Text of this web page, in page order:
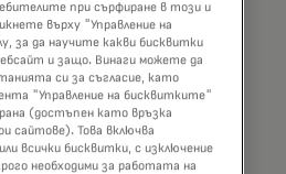
разплащане.
се веднъж, изберете
ускорете процеса на
при сърфиране в този и
върху "Управление на
за да научите какви бисквитки
и защо. Винаги можете да
си за съгласие, като
"Управление на бисквитките"
(достъпен като връзка
сайтове). Това включва
всички бисквитки, с изключение
необходими за работата на